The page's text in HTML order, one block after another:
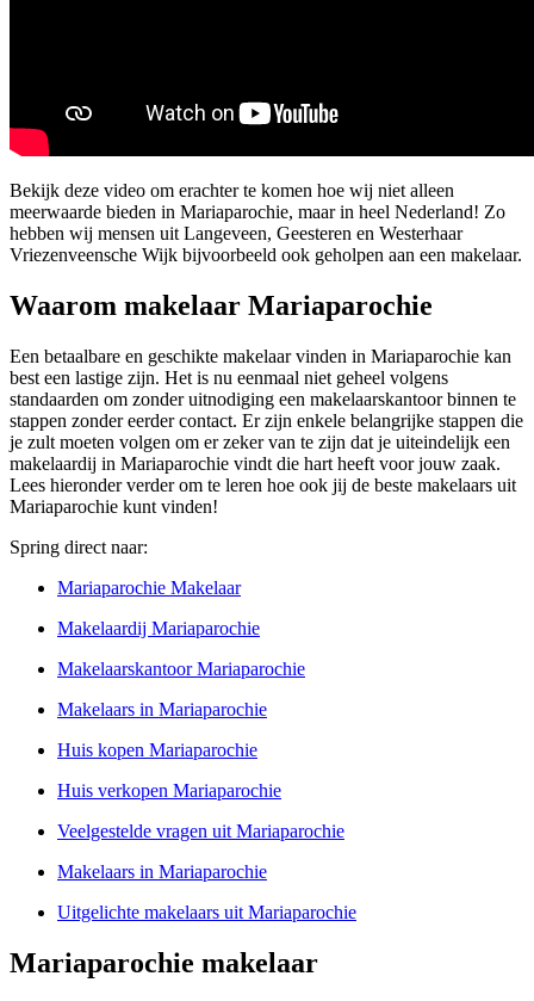
Bekijk deze video om erachter te komen hoe wij niet alleen
meerwaarde bieden in Mariaparochie, maar in heel Nederland! Zo
hebben wij mensen uit Langeveen, Geesteren en Westerhaar
Vriezenveensche Wijk bijvoorbeeld ook geholpen aan een makelaar.
Waarom makelaar Mariaparochie
Een betaalbare en geschikte makelaar vinden in Mariaparochie kan
best een lastige zijn. Het is nu eenmaal niet geheel volgens
standaarden om zonder uitnodiging een makelaarskantoor binnen te
stappen zonder eerder contact. Er zijn enkele belangrijke stappen die
je zult moeten volgen om er zeker van te zijn dat je uiteindelijk een
makelaardij in Mariaparochie vindt die hart heeft voor jouw zaak.
Lees hieronder verder om te leren hoe ook jij de beste makelaars uit
Mariaparochie kunt vinden!
Spring direct naar:
Mariaparochie Makelaar
Makelaardij Mariaparochie
Makelaarskantoor Mariaparochie
Makelaars in Mariaparochie
Huis kopen Mariaparochie
Huis verkopen Mariaparochie
Veelgestelde vragen uit Mariaparochie
Makelaars in Mariaparochie
Uitgelichte makelaars uit Mariaparochie
Mariaparochie makelaar